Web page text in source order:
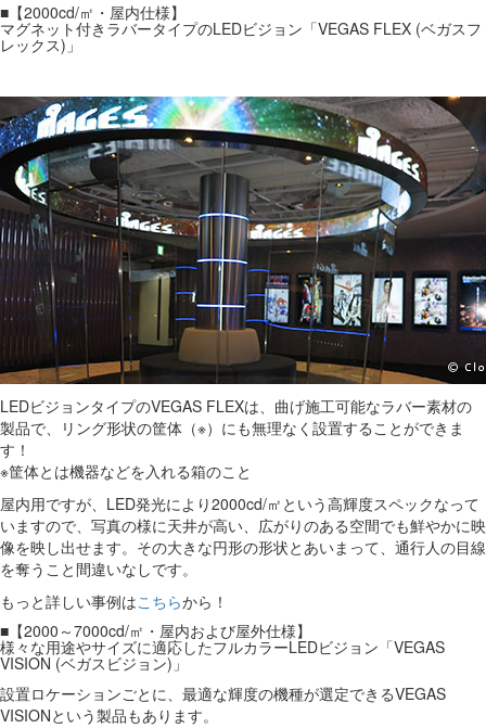
■【2000cd/㎡・屋内仕様】
マグネット付きラバータイプのLEDビジョン「VEGAS FLEX (ベガスフ
レックス)」
LEDビジョンタイプのVEGAS FLEXは、曲げ施工可能なラバー素材の
製品で、リング形状の筐体（※）にも無理なく設置することができま
す！
※筐体とは機器などを入れる箱のこと
屋内用ですが、LED発光により2000cd/㎡という高輝度スペックなって
いますので、写真の様に天井が高い、広がりのある空間でも鮮やかに映
像を映し出せます。その大きな円形の形状とあいまって、通行人の目線
を奪うこと間違いなしです。
もっと詳しい事例はこちらから！
■【2000～7000cd/㎡・屋内および屋外仕様】
様々な用途やサイズに適応したフルカラーLEDビジョン「VEGAS
VISION (ベガスビジョン)」
設置ロケーションごとに、最適な輝度の機種が選定できるVEGAS
VISIONという製品もあります。